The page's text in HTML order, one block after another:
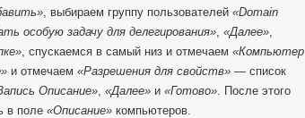
, выбираем группу пользователей «Domain
особую задачу для делегирования», «Далее»,
, спускаемся в самый низ и отмечаем «Компьютер
и отмечаем «Разрешения для свойств» — список
Описание», «Далее» и «Готово». После этого
в поле «Описание» компьютеров.